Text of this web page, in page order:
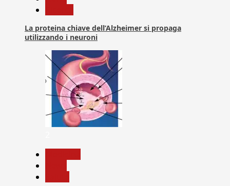
La proteina chiave dell’Alzheimer si propaga
utilizzando i neuroni